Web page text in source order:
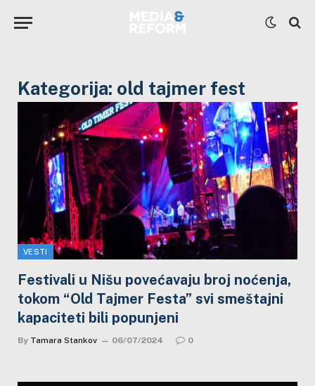
Kategorija: old tajmer fest
VESTI
Festivali u Nišu povećavaju broj noćenja,
tokom “Old Tajmer Festa” svi smeštajni
kapaciteti bili popunjeni
By Tamara Stankov 06/07/2024 0